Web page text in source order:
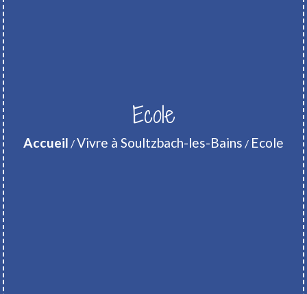
Ecole
Accueil /Vivre à Soultzbach-les-Bains / Ecole